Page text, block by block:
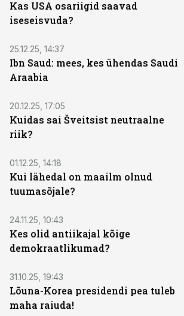
Kas USA osariigid saavad
iseseisvuda?
25.12.25, 14:37
Ibn Saud: mees, kes ühendas Saudi
Araabia
20.12.25, 17:05
Kuidas sai Šveitsist neutraalne
riik?
01.12.25, 14:18
Kui lähedal on maailm olnud
tuumasõjale?
24.11.25, 10:43
Kes olid antiikajal kõige
demokraatlikumad?
31.10.25, 19:43
Lõuna-Korea presidendi pea tuleb
maha raiuda!